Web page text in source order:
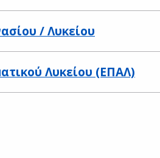
/ Λυκείου
Λυκείου (ΕΠΑΛ)